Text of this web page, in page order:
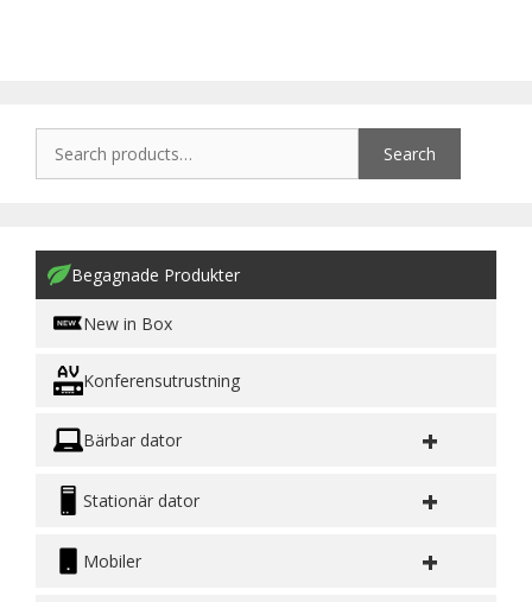
Search
Begagnade Produkter
New in Box
Konferensutrustning
Bärbar dator +
Stationär dator +
Mobiler +